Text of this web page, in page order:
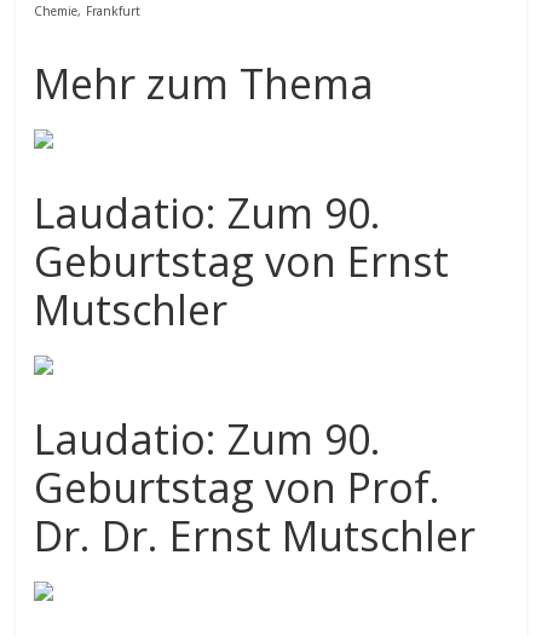
Chemie, Frankfurt
Mehr zum Thema
Laudatio: Zum 90.
Geburtstag von Ernst
Mutschler
Laudatio: Zum 90.
Geburtstag von Prof.
Dr. Dr. Ernst Mutschler